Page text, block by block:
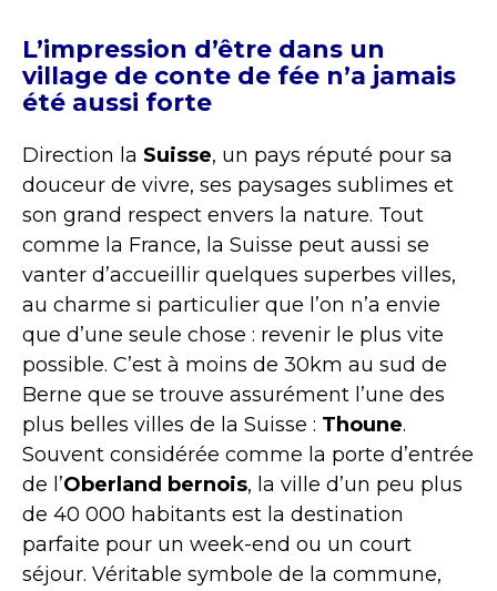
L’impression d’être dans un
village de conte de fée n’a jamais
été aussi forte
Direction la Suisse, un pays réputé pour sa
douceur de vivre, ses paysages sublimes et
son grand respect envers la nature. Tout
comme la France, la Suisse peut aussi se
vanter d’accueillir quelques superbes villes,
au charme si particulier que l’on n’a envie
que d’une seule chose : revenir le plus vite
possible. C’est à moins de 30km au sud de
Berne que se trouve assurément l’une des
plus belles villes de la Suisse : Thoune.
Souvent considérée comme la porte d’entrée
de l’Oberland bernois, la ville d’un peu plus
de 40 000 habitants est la destination
parfaite pour un week-end ou un court
séjour. Véritable symbole de la commune,